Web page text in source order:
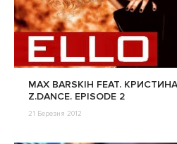
MAX BARSKIH FEAT.
Z.DANCE. EPISODE 2
21 Березня 2012